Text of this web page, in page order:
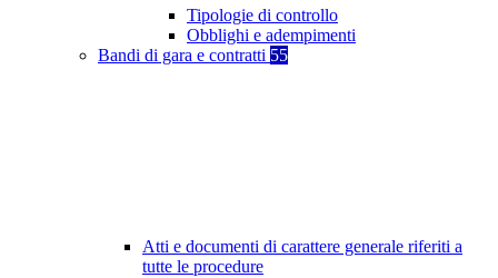
Tipologie di controllo
Obblighi e adempimenti
Bandi di gara e contratti 55
Atti e documenti di carattere generale riferiti a
tutte le procedure